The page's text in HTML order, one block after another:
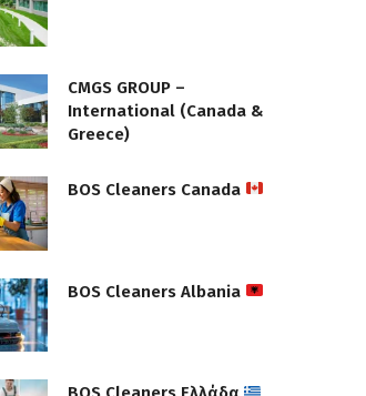
CMGS GROUP –
International (Canada &
Greece)
BOS Cleaners Canada
BOS Cleaners Albania